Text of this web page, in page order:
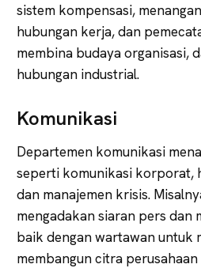
sistem kompensasi,
hubungan kerja, dan
membina budaya organisasi,
hubungan industrial.
Komunikasi
Departemen komunikasi
seperti komunikasi korporat,
dan manajemen krisis.
mengadakan siaran pers dan
baik dengan wartawan untuk
membangun citra